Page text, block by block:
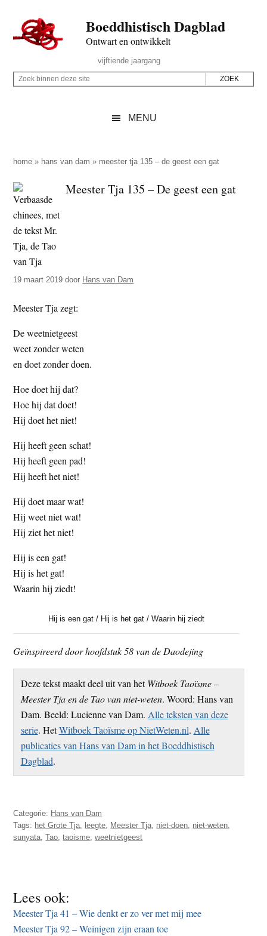
naar
de
inhoud
secondary
naar
de
sidebar
naar
de
Boeddhistisch Dagblad
Ontwart en ontwikkelt
Rechts
vijftiende jaargang
Z
p
d
e
z
e
s
i
t
Z
i
n
e
n
d
e
z
e
i
t
MENU
home » hans van dam » meester tja 135 – de geest een gat
Meester Tja 135 – De geest een gat
19 maart 2019 door Hans van Dam
Meester Tja zegt:
De weetnietgeest
weet zonder weten
en doet zonder doen.
Hoe doet hij dat?
Hoe hij dat doet!
Hij doet het niet!
Hij heeft geen schat!
Hij heeft geen pad!
Hij heeft het niet!
Hij doet maar wat!
Hij weet niet wat!
Hij ziet het niet!
Hij is een gat!
Hij is het gat!
Waarin hij ziedt!
Hij is een gat / Hij is het gat / Waarin hij ziedt
Geïnspireerd door hoofdstuk 58 van de Daodejing
Deze tekst maakt deel uit van hetWitboek Taoïsme –
Meester Tja en de Tao van niet-weten. Woord: Hans van
Dam. Beeld: Lucienne van Dam. Alle teksten van deze
serie. HetWitboek Taoïsme op NietWeten.nl. Alle
publicaties van Hans van Dam in het Boeddhistisch
Dagblad.
Categorie: Hans van Dam
Tags: het Grote Tja, leegte, Meester Tja, niet-doen, niet-weten,
sunyata,Tao,taoisme,weetnietgeest
Lees ook:
Meester Tja 41 – Wie denkt er zo ver met mij mee
Meester Tja 92 – Weinigen zijn eraan toe